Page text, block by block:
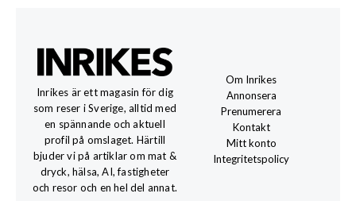
Inrikes är ett magasin för dig
som reser i Sverige, alltid med
en spännande och aktuell
profil på omslaget. Härtill
bjuder vi på artiklar om mat &
dryck, hälsa, AI, fastigheter
och resor och en hel del annat.
Om Inrikes
Annonsera
Prenumerera
Kontakt
Mitt konto
Integritetspolicy